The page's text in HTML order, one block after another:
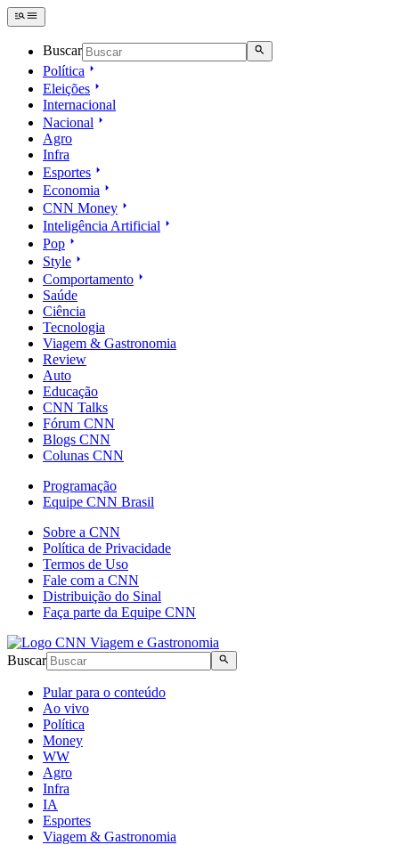
Buscar
Política
Eleições
Internacional
Nacional
Agro
Infra
Esportes
Economia
CNN Money
Inteligência Artificial
Pop
Style
Comportamento
Saúde
Ciência
Tecnologia
Viagem & Gastronomia
Review
Auto
Educação
CNN Talks
Fórum CNN
Blogs CNN
Colunas CNN
Programação
Equipe CNN Brasil
Sobre a CNN
Política de Privacidade
Termos de Uso
Fale com a CNN
Distribuição do Sinal
Faça parte da Equipe CNN
Buscar
Pular para o conteúdo
Ao vivo
Política
Money
WW
Agro
Infra
IA
Esportes
Viagem & Gastronomia